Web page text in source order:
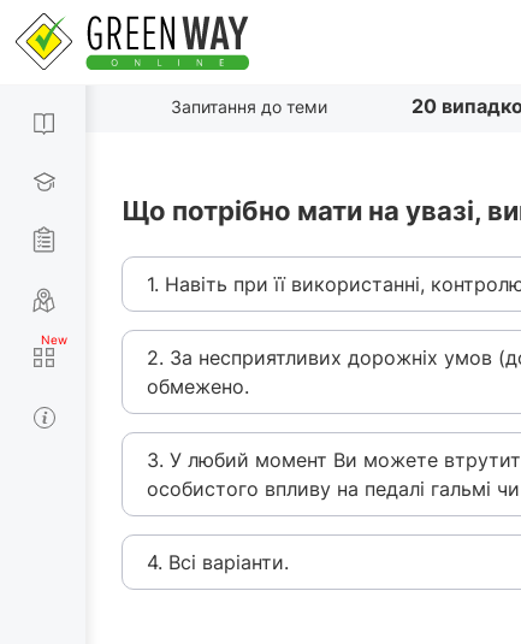
Запитання до теми 20
Що потрібно мати на увазі,
1. Навіть при її використанні,
2. За несприятливих дорожніх умов
обмежено.
3. У любий момент Ви можете
особистого впливу на педалі гальмі
4. Всі варіанти.